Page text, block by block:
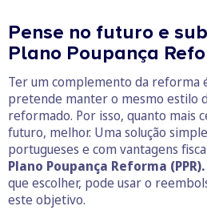
Pense no futuro e
Plano Poupança
Ter um complemento da reforma
pretende manter o mesmo estilo
reformado. Por isso, quanto mais
futuro, melhor. Uma solução
portugueses e com vantagens
Plano Poupança Reforma (PPR).
que escolher, pode usar o
este objetivo.